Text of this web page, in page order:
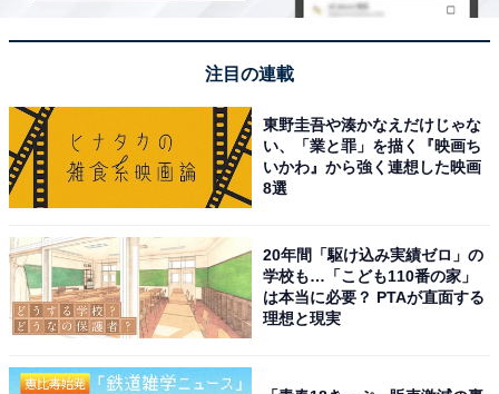
注目の連載
東野圭吾や湊かなえだけじゃな
い、「業と罪」を描く『映画ち
いかわ』から強く連想した映画
8選
20年間「駆け込み実績ゼロ」の
学校も…「こども110番の家」
は本当に必要？ PTAが直面する
理想と現実